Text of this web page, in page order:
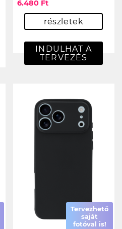
6.480 Ft
részletek
INDULHAT A
TERVEZÉS
Tervezhető
saját
fotóval is!